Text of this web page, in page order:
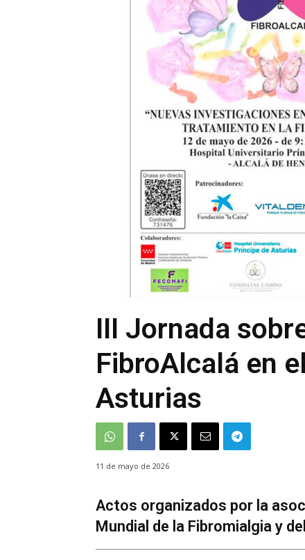
III Jornada
FibroAlcalá en
Asturias
11 de mayo de 2026
Actos organizados por la
Mundial de la Fibromialgia y